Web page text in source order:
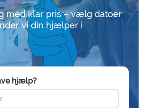
med klar pris – vælg datoer
vi din hjælper i
hjælp?